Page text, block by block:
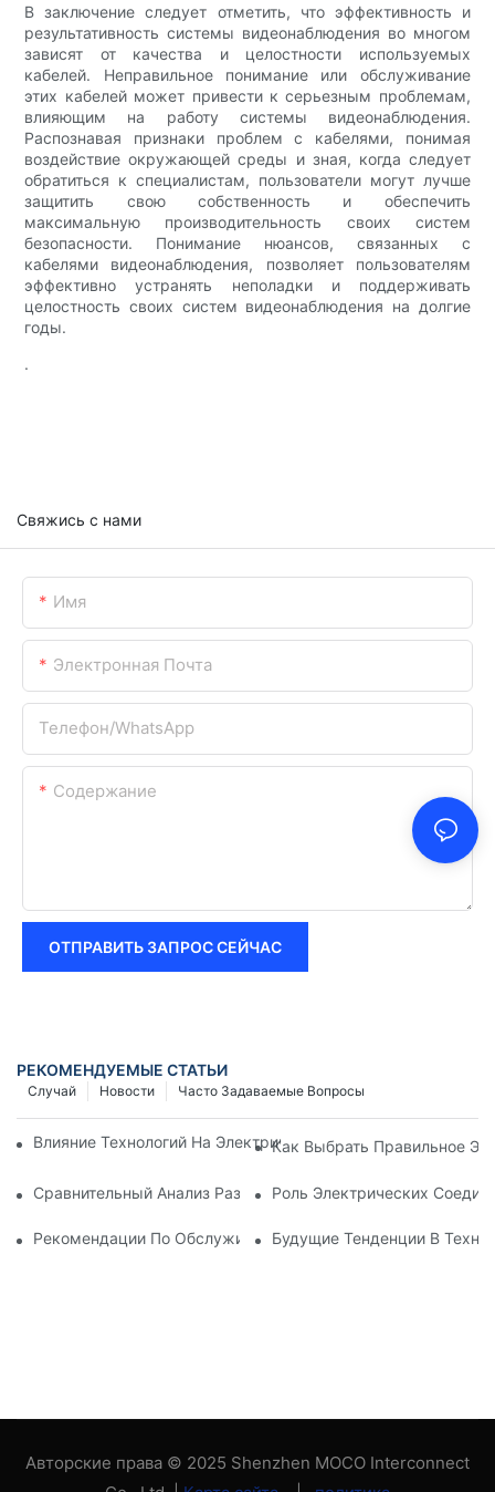
В заключение следует отметить, что эффективность и
результативность системы видеонаблюдения во многом
зависят от качества и целостности используемых
кабелей. Неправильное понимание или обслуживание
этих кабелей может привести к серьезным проблемам,
влияющим на работу системы видеонаблюдения.
Распознавая признаки проблем с кабелями, понимая
воздействие окружающей среды и зная, когда следует
обратиться к специалистам, пользователи могут лучше
защитить свою собственность и обеспечить
максимальную производительность своих систем
безопасности. Понимание нюансов, связанных с
кабелями видеонаблюдения, позволяет пользователям
эффективно устранять неполадки и поддерживать
целостность своих систем видеонаблюдения на долгие
годы.
.
Свяжись с нами
Имя
Электронная Почта
Телефон/WhatsApp
Содержание
ОТПРАВИТЬ ЗАПРОС СЕЙЧАС
РЕКОМЕНДУЕМЫЕ СТАТЬИ
Часто Задаваемые Вопросы
Новости
Случай
Влияние Технологий На Электрические Соединения В
Как Выбрать Правильное
Сравнительный Анализ Различных Типов Электрических
Роль Электрических
Рекомендации По Обслуживанию Электрических
Будущие Тенденции В
Авторские права © 2025 Shenzhen MOCO Interconnect